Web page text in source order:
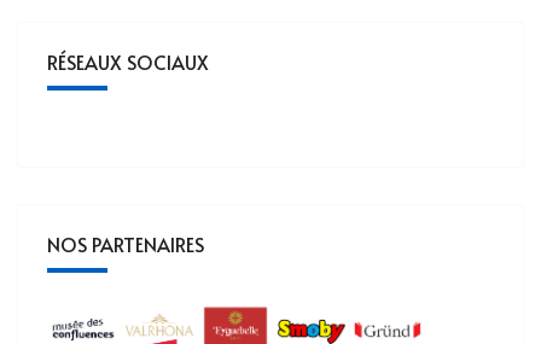
RÉSEAUX SOCIAUX
NOS PARTENAIRES